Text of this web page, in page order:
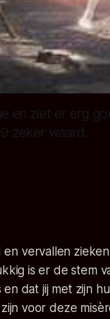
en ziet er erg
zeker waard.
vervallen
is er de stem
dat jij met zijn
voor deze